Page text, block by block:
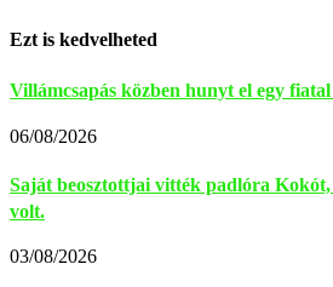
Ezt is kedvelheted
Villámcsapás közben hunyt el egy
06/08/2026
Saját beosztottjai vitték padlóra Kokót,
volt.
03/08/2026